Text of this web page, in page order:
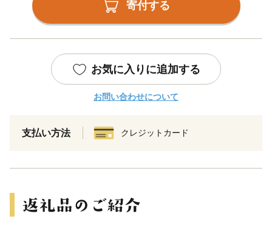
寄付する
お気に入りに追加する
お問い合わせについて
支払い方法 クレジットカード